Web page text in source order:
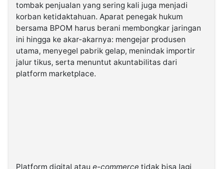
tombak penjualan yang sering kali juga menjadi
korban ketidaktahuan. Aparat penegak hukum
bersama BPOM harus berani membongkar jaringan
ini hingga ke akar-akarnya: mengejar produsen
utama, menyegel pabrik gelap, menindak importir
jalur tikus, serta menuntut akuntabilitas dari
platform marketplace.
Platform digital atau e-commerce tidak bisa lagi